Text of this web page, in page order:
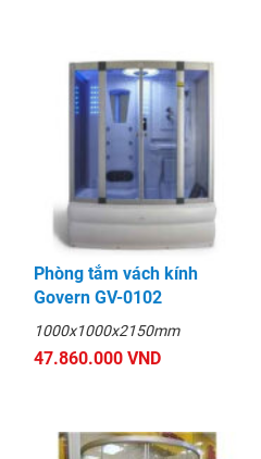
Phòng tắm vách kính
Govern GV-0102
1000x1000x2150mm
47.860.000 VND